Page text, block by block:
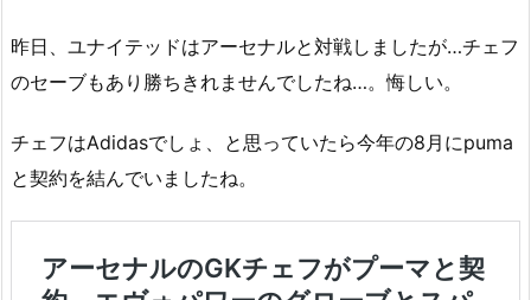
昨日、ユナイテッドはアーセナルと対戦しましたが…チェフ
のセーブもあり勝ちきれませんでしたね…。悔しい。
チェフはAdidasでしょ、と思っていたら今年の8月にpuma
と契約を結んでいましたね。